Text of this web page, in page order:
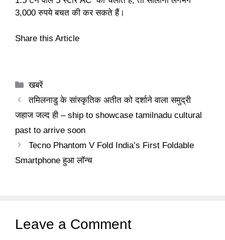
3,000 रुपये बचत की कर सकते हैं।
Share this Article
Categories
खबरें
तमिलनाडु के सांस्कृतिक अतीत को दर्शाने वाला समुद्री
जहाज जल्द ही – ship to showcase tamilnadu cultural
past to arrive soon
Tecno Phantom V Fold India’s First Foldable
Smartphone हुआ लॉन्च
Leave a Comment